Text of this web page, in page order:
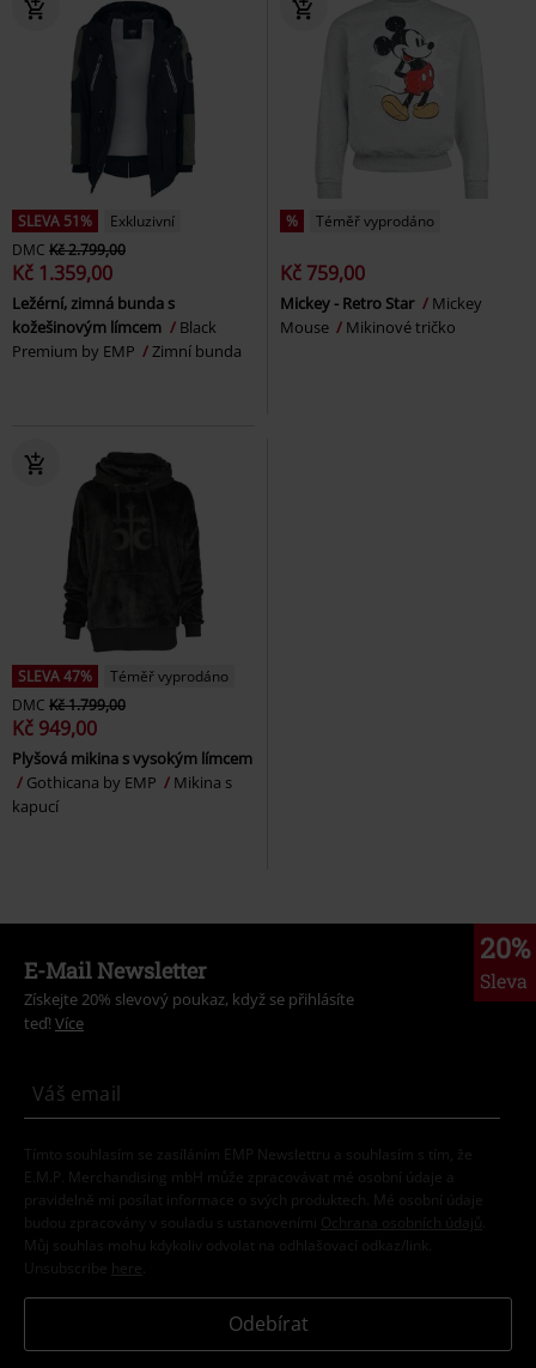
SLEVA 51%
Exkluzivní
DMC Kč 2.799,00
Kč 1.359,00
Ležérní, zimná bunda s
kožešinovým límcem
Black
Premium by EMP
Zimní bunda
% Téměř vyprodáno
Kč 759,00
Mickey - Retro Star
Mickey
Mouse
Mikinové tričko
SLEVA 47%
Téměř vyprodáno
DMC Kč 1.799,00
Kč 949,00
Plyšová mikina s vysokým límcem
Gothicana by EMP
Mikina s
kapucí
20%
Sleva
E-Mail Newsletter
Získejte 20% slevový poukaz, když se přihlásíte
teď! Více
Tímto souhlasím se zasíláním EMP Newslettru a souhlasím s tím, že
E.M.P. Merchandising mbH může zpracovávat mé osobní údaje a
pravidelně mi posílat informace o svých produktech. Mé osobní údaje
budou zpracovány v souladu s ustanoveními
Ochrana osobních údajů
Můj souhlas mohu kdykoliv odvolat na odhlašovací odkaz/link.
Unsubscribe here
Odebírat